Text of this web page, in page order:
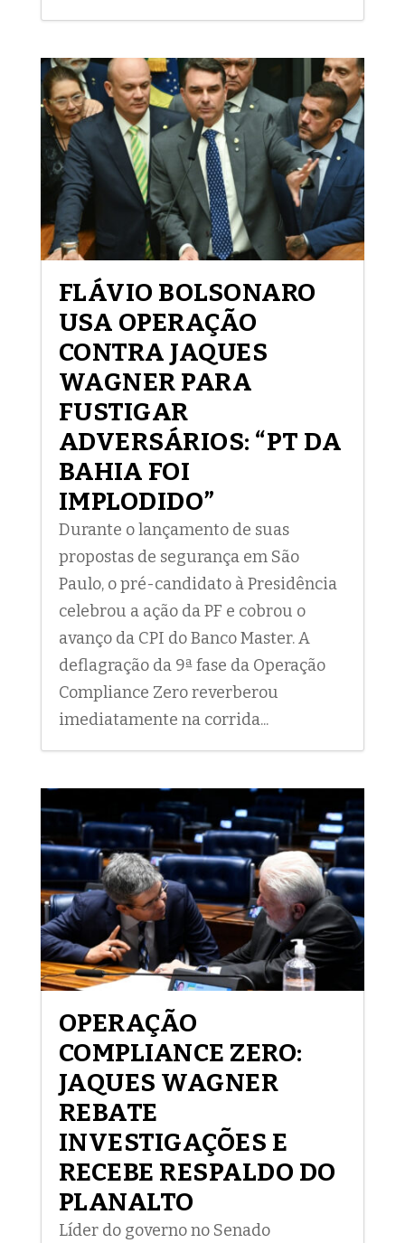
FLÁVIO BOLSONARO
USA OPERAÇÃO
CONTRA JAQUES
WAGNER PARA
FUSTIGAR
ADVERSÁRIOS: “PT DA
BAHIA FOI
IMPLODIDO”
Durante o lançamento de suas
propostas de segurança em São
Paulo, o pré-candidato à Presidência
celebrou a ação da PF e cobrou o
avanço da CPI do Banco Master. A
deflagração da 9ª fase da Operação
Compliance Zero reverberou
imediatamente na corrida...
OPERAÇÃO
COMPLIANCE ZERO:
JAQUES WAGNER
REBATE
INVESTIGAÇÕES E
RECEBE RESPALDO DO
PLANALTO
Líder do governo no Senado